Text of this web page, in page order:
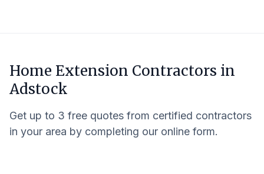
Home Extension Contractors in
Adstock
Get up to 3 free quotes from certified contractors
in your area by completing our online form.